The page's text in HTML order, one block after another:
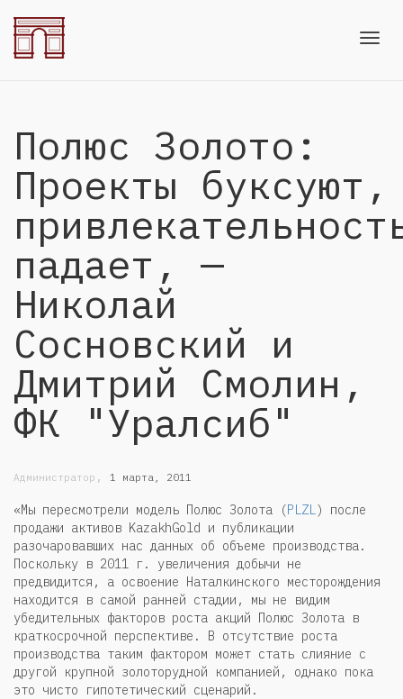
Полюс Золото:
Проекты буксуют,
падает, —
Николай
Сосновский и
Дмитрий Смолин,
ФК "Уралсиб"
Администратор , 1 марта, 2011
«Мы пересмотрели модель Полюс Золота (PLZL) после
продажи активов KazakhGold и публикации
разочаровавших нас данных об объеме производства.
Поскольку в 2011 г. увеличения добычи не
предвидится, а освоение Наталкинского месторождения
находится в самой ранней стадии, мы не видим
убедительных факторов роста акций Полюс Золота в
краткосрочной перспективе. В отсутствие роста
производства таким фактором может стать слияние с
другой крупной золоторудной компанией, однако пока
это чисто гипотетический сценарий.